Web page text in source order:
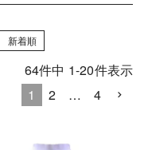
新着順
64件中 1-20件表示
1
2 … 4